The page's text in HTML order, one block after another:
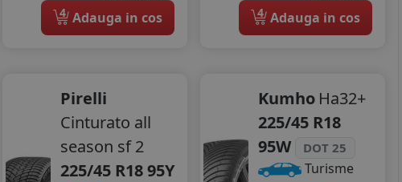
4 Adauga in cos
4 Adauga in cos
Pirelli
Cinturato all
season sf 2
225/45 R18 95Y
Kumho Ha32+
225/45 R18
95W
DOT 25
Turisme